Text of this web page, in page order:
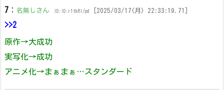
7 ： 名無しさん ID:ID:r1tkRl/pd [2025/03/17(月) 22:33:19.71]
>>2
原作→大成功
実写化→成功
アニメ化→まぁまぁ…スタンダード